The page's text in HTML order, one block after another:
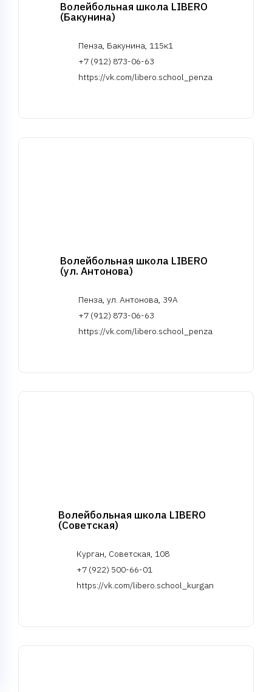
Волейбольная школа LIBERO
(Бакунина)
Пенза, Бакунина, 115к1
+7 (912) 873-06-63
https://vk.com/libero.school_penza
Волейбольная школа LIBERO
(ул. Антонова)
Пенза, ул. Антонова, 39А
+7 (912) 873-06-63
https://vk.com/libero.school_penza
Волейбольная школа LIBERO
(Советская)
Курган, Советская, 108
+7 (922) 500-66-01
https://vk.com/libero.school_kurgan